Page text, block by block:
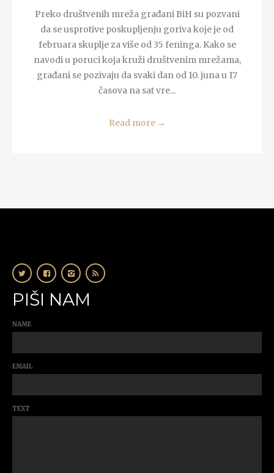
Preko društvenih mreža građani BiH su pozvani
da se usprotive poskupljenju goriva koje je od
februara skuplje za više od 35 feninga. Kako se
navodi u poruci koja kruži društvenim mrežama,
građani se pozivaju da svaki dan od 10. juna u 17
časova na sat vre...
Read more →
PIŠI NAM
NAME
EMAIL
TEXT